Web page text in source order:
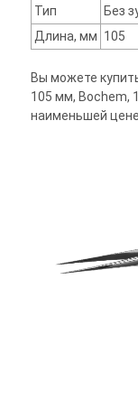
Тип
Без
Длина, мм 105
Вы можете
105 мм, Bochem,
наименьшей